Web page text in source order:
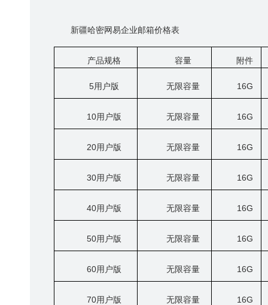
新疆哈密网易企业邮箱价格表
产品规格 容量 附件
5用户版 无限容量 16G
10用户版 无限容量 16G
20用户版 无限容量 16G
30用户版 无限容量 16G
40用户版 无限容量 16G
50用户版 无限容量 16G
60用户版 无限容量 16G
70用户版 无限容量 16G